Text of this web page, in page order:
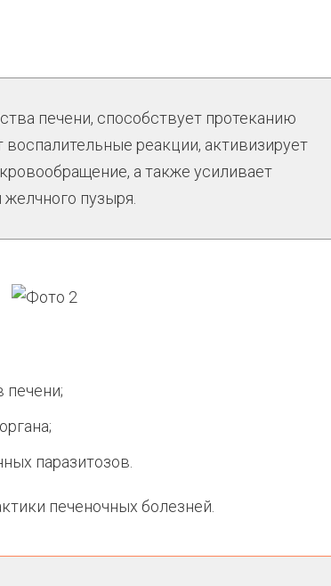
печени, способствует протеканию
реакции, активизирует
а также усиливает
пузыря.
печени;
паразитозов.
печеночных болезней.